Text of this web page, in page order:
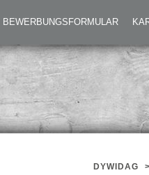
BEWERBUNGSFORMULAR
NACH
DYWIDAG >